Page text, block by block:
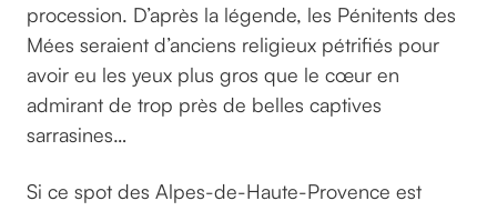
procession. D’après la légende, les Pénitents des
Mées seraient d’anciens religieux pétrifiés pour
avoir eu les yeux plus gros que le cœur en
admirant de trop près de belles captives
sarrasines…
Si ce spot des Alpes-de-Haute-Provence est